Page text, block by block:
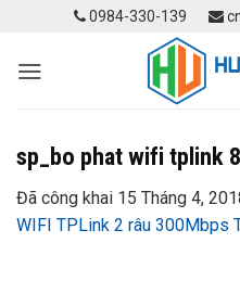
content
0984-330-139
sp_bo phat wifi tplink
Đã công khai 15 Tháng 4,
WIFI TPLink 2 râu 300Mbps